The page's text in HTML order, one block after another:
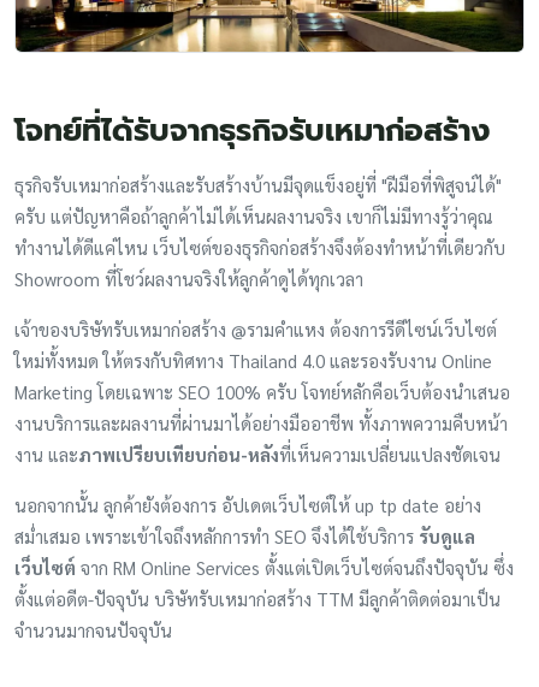
โจทย์ที่ได้รับจากธุรกิจรับเหมาก่อสร้าง
ธุรกิจรับเหมาก่อสร้างและรับสร้างบ้านมีจุดแข็งอยู่ที่ "ฝีมือที่พิสูจน์ได้"
ครับ แต่ปัญหาคือถ้าลูกค้าไม่ได้เห็นผลงานจริง เขาก็ไม่มีทางรู้ว่าคุณ
ทำงานได้ดีแค่ไหน เว็บไซต์ของธุรกิจก่อสร้างจึงต้องทำหน้าที่เดียวกับ
Showroom ที่โชว์ผลงานจริงให้ลูกค้าดูได้ทุกเวลา
เจ้าของบริษัทรับเหมาก่อสร้าง @รามคำแหง ต้องการรีดีไซน์เว็บไซต์
ใหม่ทั้งหมด ให้ตรงกับทิศทาง Thailand 4.0 และรองรับงาน Online
Marketing โดยเฉพาะ SEO 100% ครับ โจทย์หลักคือเว็บต้องนำเสนอ
งานบริการและผลงานที่ผ่านมาได้อย่างมืออาชีพ ทั้งภาพความคืบหน้า
งาน และภาพเปรียบเทียบก่อน-หลังที่เห็นความเปลี่ยนแปลงชัดเจน
นอกจากนั้น ลูกค้ายังต้องการ อัปเดตเว็บไซต์ให้ up tp date อย่าง
สม่ำเสมอ เพราะเข้าใจถึงหลักการทำ SEO จึงได้ใช้บริการ รับดูแล
เว็บไซต์ จาก RM Online Services ตั้งแต่เปิดเว็บไซต์จนถึงปัจจุบัน ซึ่ง
ตั้งแต่อดีต-ปัจจุบัน บริษัทรับเหมาก่อสร้าง TTM มีลูกค้าติดต่อมาเป็น
จำนวนมากจนปัจจุบัน